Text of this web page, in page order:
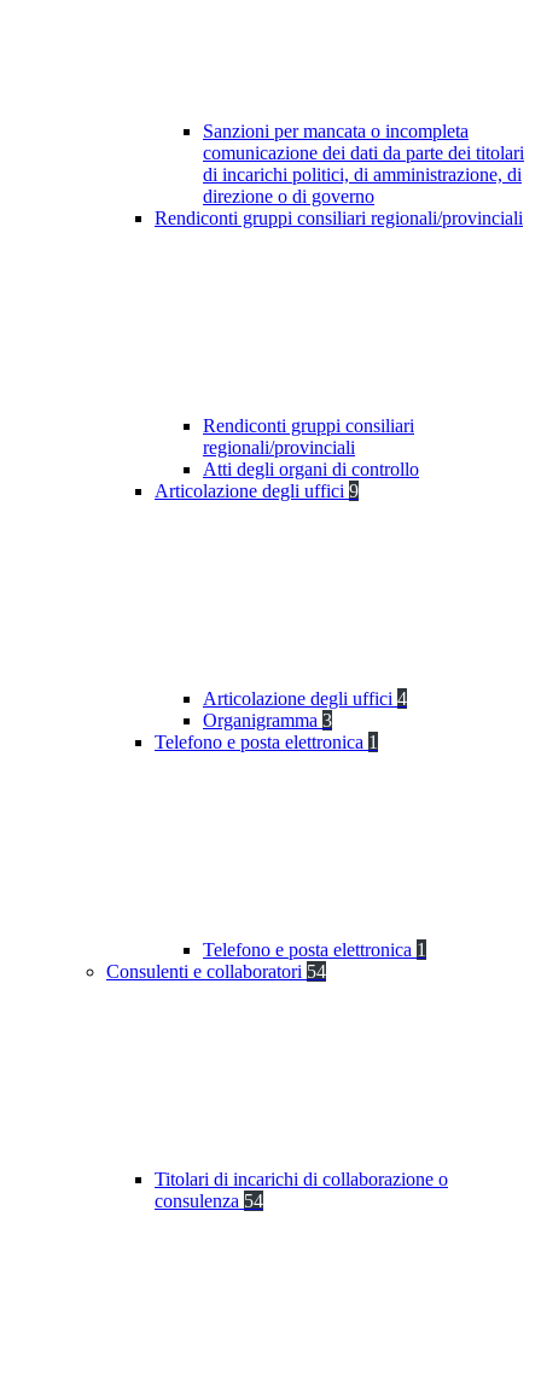
Sanzioni per mancata o incompleta
comunicazione dei dati da parte dei titolari
di incarichi politici, di amministrazione, di
direzione o di governo
Rendiconti gruppi consiliari regionali/provinciali
Rendiconti gruppi consiliari
regionali/provinciali
Atti degli organi di controllo
Articolazione degli uffici 9
Articolazione degli uffici 4
Organigramma 3
Telefono e posta elettronica 1
Telefono e posta elettronica 1
Consulenti e collaboratori 54
Titolari di incarichi di collaborazione o
consulenza 54